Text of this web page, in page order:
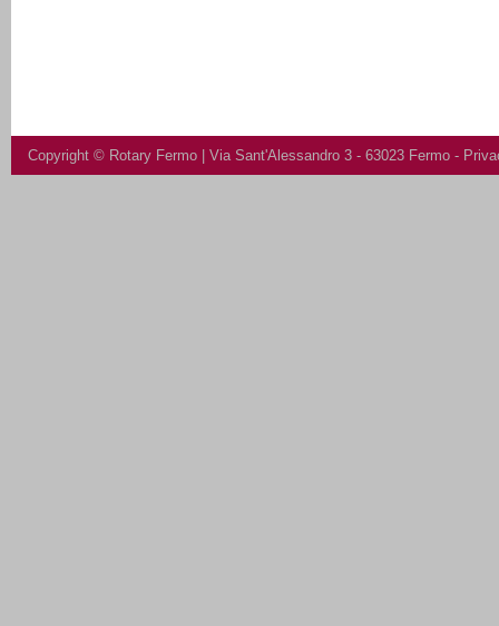
Copyright © Rotary Fermo | Via Sant'Alessandro 3 - 63023 Fermo -